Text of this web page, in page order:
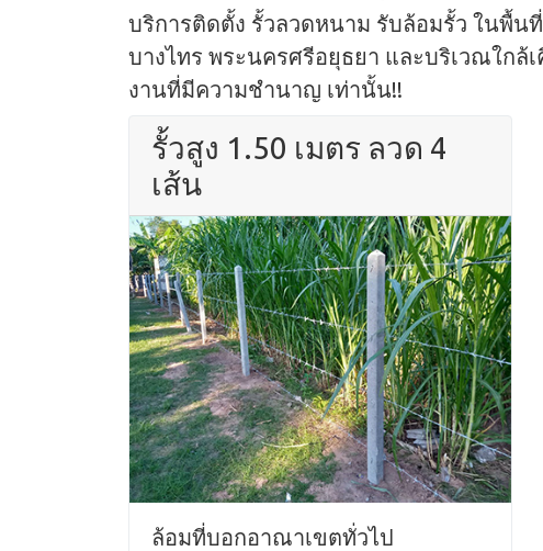
บริการติดตั้ง รั้วลวดหนาม รับล้อมรั้ว ในพื้น
บางไทร พระนครศรีอยุธยา และบริเวณใกล้
งานที่มีความชำนาญ เท่านั้น!!
รั้วสูง 1.50 เมตร ลวด 4
เส้น
ล้อมที่บอกอาณาเขตทั่วไป